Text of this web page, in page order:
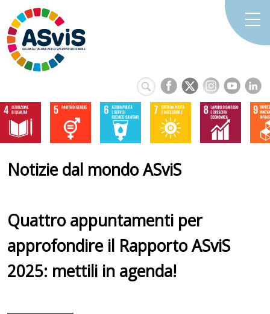
Notizie dal mondo ASviS
Quattro appuntamenti per
approfondire il Rapporto ASviS
2025: mettili in agenda!